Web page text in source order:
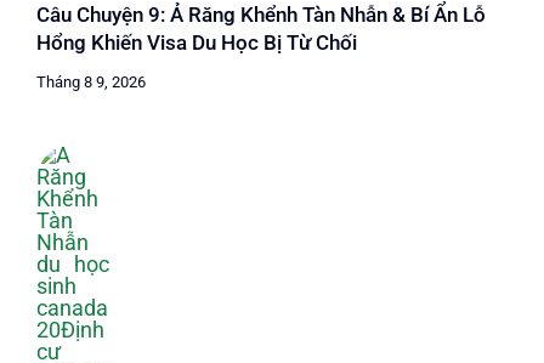
Câu Chuyện 9: Ả Răng Khểnh Tàn Nhẫn & Bí Ẩn Lỗ
Hổng Khiến Visa Du Học Bị Từ Chối
Tháng 8 9, 2026